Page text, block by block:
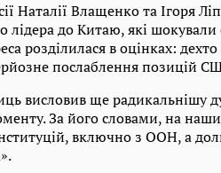
Наталії Влащенко та Ігоря
лідера до Китаю, які
розділилася в оцінках:
послаблення позицій
висловив ще радикальнішу
За його словами, на
включно з ООН, а